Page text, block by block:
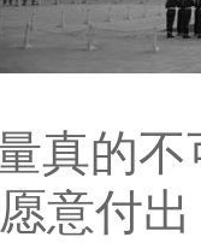
真的
意付